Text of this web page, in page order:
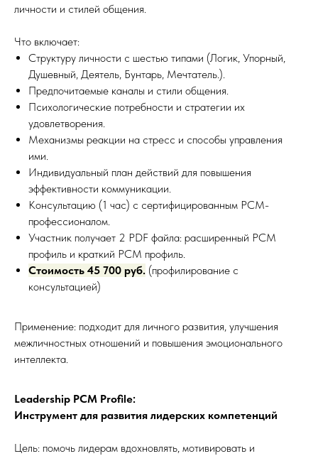
личности и стилей общения.
Что включает:
Структуру личности с шестью типами (Логик, Упорный,
Душевный, Деятель, Бунтарь, Мечтатель.).
Предпочитаемые каналы и стили общения.
Психологические потребности и стратегии их
удовлетворения.
Механизмы реакции на стресс и способы управления
ими.
Индивидуальный план действий для повышения
эффективности коммуникации.
Консультацию (1 час) с сертифицированным PCM-
профессионалом.
Участник получает 2 PDF файла: расширенный PCM
профиль и краткий PCM профиль.
Стоимость 45 700 руб. (профилирование с
консультацией)
Применение: подходит для личного развития, улучшения
межличностных отношений и повышения эмоционального
интеллекта.
Leadership PCM Profile:
Инструмент для развития лидерских компетенций
Цель: помочь лидерам вдохновлять, мотивировать и